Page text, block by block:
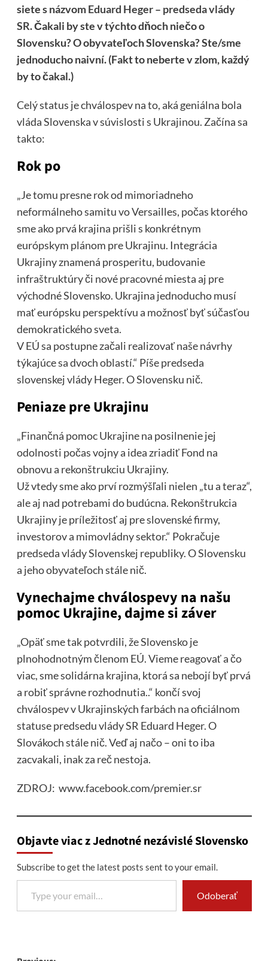
siete s názvomEduard Heger – predseda vlády
SR. Čakali by ste v týchto dňoch niečo o
Slovensku? O obyvateľoch Slovenska? Ste/sme
jednoducho naivní. (Fakt to neberte v zlom, každý
by to čakal.)
Celý status je chválospev na to, aká geniálna bola
vláda Slovenska v súvislosti s Ukrajinou. Začína sa
takto:
Rok po
„Je tomu presne rok od mimoriadneho
neformálneho samitu vo Versailles, počas ktorého
sme ako prvá krajina prišli s konkrétnym
európskym plánom pre Ukrajinu. Integrácia
Ukrajiny znamená prosperitu, budovanie
infraštruktúry či nové pracovné miesta aj pre
východné Slovensko. Ukrajina jednoducho musí
mať európsku perspektívu a možnosť byť súčasťou
demokratického sveta.
V EÚ sa postupne začali realizovať naše návrhy
týkajúce sa dvoch oblastí.“ Píše predseda
slovenskej vlády Heger. O Slovensku nič.
Peniaze pre Ukrajinu
„Finančná pomoc Ukrajine na posilnenie jej
odolnosti počas vojny a idea zriadiť Fond na
obnovu a rekonštrukciu Ukrajiny.
Už vtedy sme ako prví rozmýšľali nielen „tu a teraz“,
ale aj nad potrebami do budúcna. Rekonštrukcia
Ukrajiny je príležitosť aj pre slovenské firmy,
investorov a mimovládny sektor.“ Pokračuje
predseda vlády Slovenskej republiky. O Slovensku
a jeho obyvateľoch stále nič.
Vynechajme chválospevy na našu
pomoc Ukrajine, dajme si záver
„Opäť sme tak potvrdili, že Slovensko je
plnohodnotným členom EÚ. Vieme reagovať a čo
viac, sme solidárna krajina, ktorá sa nebojí byť prvá
a robiť správne rozhodnutia..“ končí svoj
chválospev v Ukrajinských farbách na oficiálnom
statuse predsedu vlády SR Eduard Heger. O
Slovákoch stále nič. Veď aj načo – oni to iba
zacvakali, inak za reč nestoja.
ZDROJ: www.facebook.com/premier.sr
Objavte viac z Jednotné nezávislé Slovensko
Subscribe to get the latest posts sent to your email.
Type your email…
Odoberať